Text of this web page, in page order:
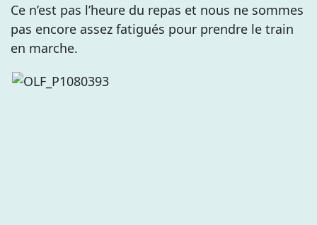
Ce n’est pas l’heure du repas et nous ne sommes
pas encore assez fatigués pour prendre le train
en marche.